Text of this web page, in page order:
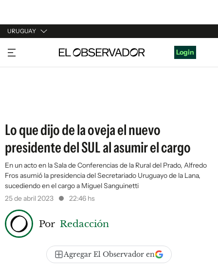
URUGUAY
URUGUAY
ARGENTINA
Login
Lo que dijo de la oveja el nuevo
presidente del SUL al asumir el cargo
En un acto en la Sala de Conferencias de la Rural del Prado, Alfredo
Fros asumió la presidencia del Secretariado Uruguayo de la Lana,
sucediendo en el cargo a Miguel Sanguinetti
25 de abril 2023
22:46 hs
Por Redacción
Agregar El Observador en